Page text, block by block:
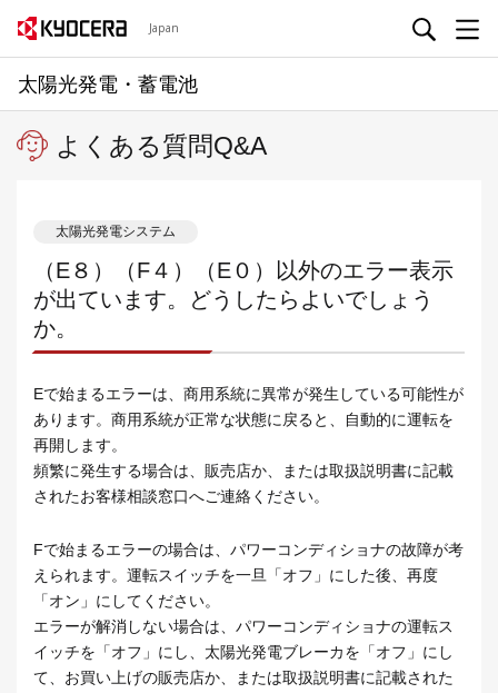
Japan
太陽光発電・蓄電池
よくある質問Q&A
太陽光発電システム
（E８）（F４）（E０）以外のエラー表示
が出ています。どうしたらよいでしょう
か。
Eで始まるエラーは、商用系統に異常が発生している可能性が
あります。商用系統が正常な状態に戻ると、自動的に運転を
再開します。
頻繁に発生する場合は、販売店か、または取扱説明書に記載
されたお客様相談窓口へご連絡ください。
Fで始まるエラーの場合は、パワーコンディショナの故障が考
えられます。運転スイッチを一旦「オフ」にした後、再度
「オン」にしてください。
エラーが解消しない場合は、パワーコンディショナの運転ス
イッチを「オフ」にし、太陽光発電ブレーカを「オフ」にし
て、お買い上げの販売店か、または取扱説明書に記載された